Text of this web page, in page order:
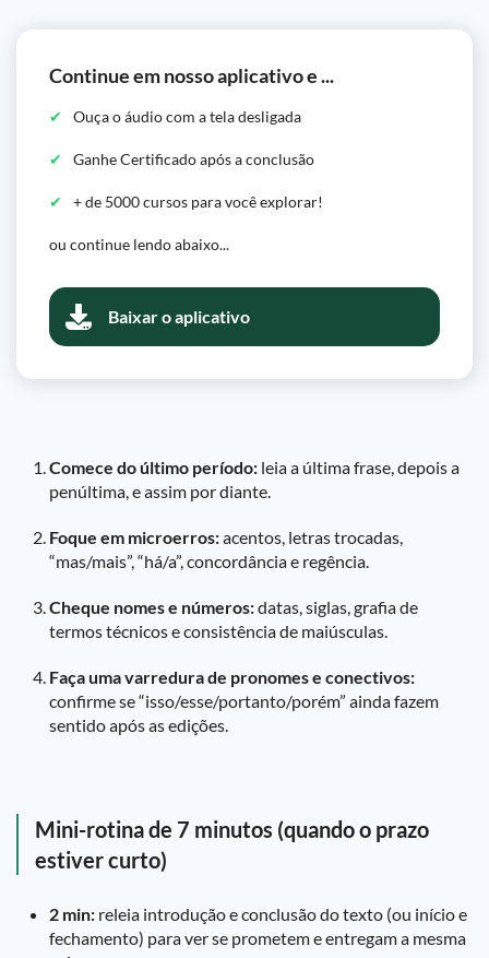
Continue em nosso aplicativo e ...
Ouça o áudio com a tela desligada
Ganhe Certificado após a conclusão
+ de 5000 cursos para você explorar!
ou continue lendo abaixo...
Baixar o aplicativo
Comece do último período: leia a última frase, depois a
penúltima, e assim por diante.
Foque em microerros:acentos, letras trocadas,
“mas/mais”, “há/a”, concordância e regência.
Cheque nomes e números:datas, siglas, grafia de
termos técnicos e consistência de maiúsculas.
Faça uma varredura de pronomes e conectivos:
confirme se “isso/esse/portanto/porém” ainda fazem
sentido após as edições.
Mini-rotina de 7 minutos (quando o prazo
estiver curto)
2 min: releia introdução e conclusão do texto (ou início e
fechamento) para ver se prometem e entregam a mesma